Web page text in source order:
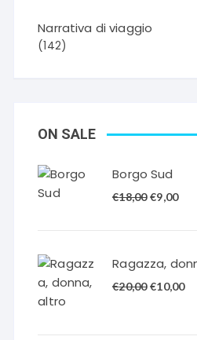
Narrativa di viaggio
(142)
ON SALE
Borgo Sud
€18,00 Il
€18,00.
€9,00Il
Ragazza,
€20,00 Il
€10,00Il